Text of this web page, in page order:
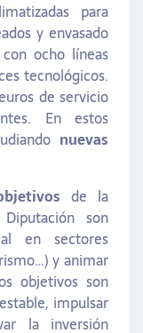
para
y envasado
ocho líneas
tecnológicos.
de servicio
En estos
nuevas
de la
son
en sectores
y animar
objetivos son
impulsar
la inversión